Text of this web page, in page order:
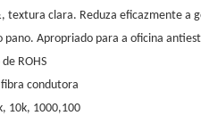
clara. Reduza eficazmente a
Apropriado para a oficina
ROHS
condutora
10k, 1000,100